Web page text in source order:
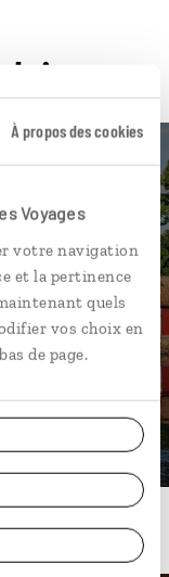
À propos des cookies
Voyages
votre navigation
et la pertinence
quels
vos choix en
de page.